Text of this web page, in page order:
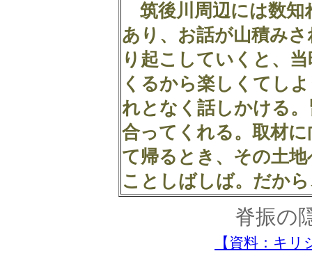
筑後川周辺には数知
あり、お話が山積み
り起こしていくと、
くるから楽しくてし
れとなく話しかける
合ってくれる。取材
て帰るとき、その土
ことしばしば。だか
脊振の
【資料：キ